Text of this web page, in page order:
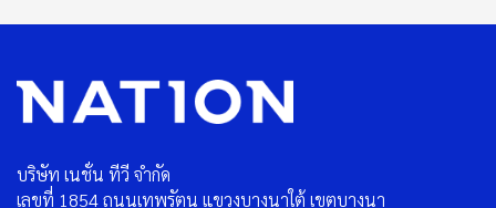
บริษัท เนชั่น ทีวี จำกัด
เลขที่ 1854 ถนนเทพรัตน แขวงบางนาใต้ เขตบางนา